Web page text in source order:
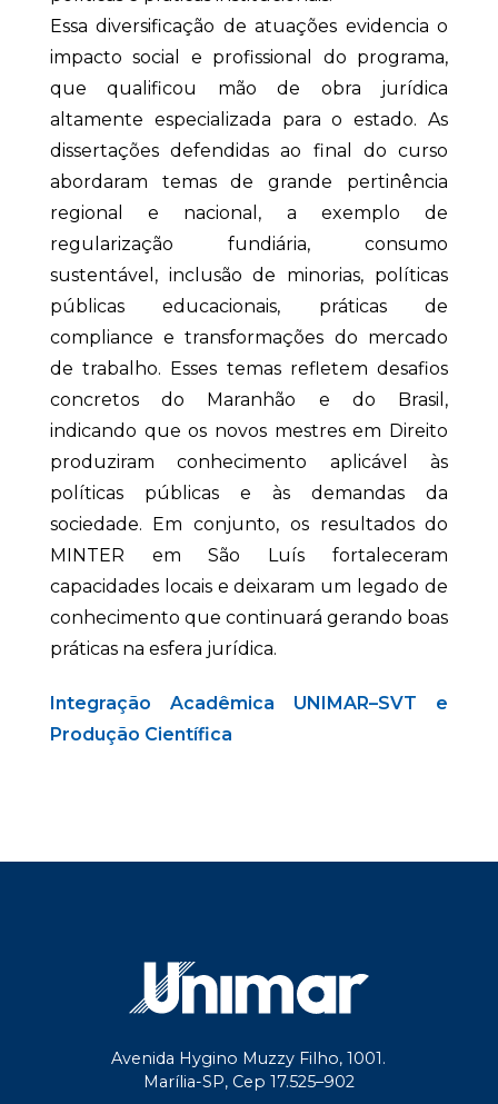
Essa diversificação de atuações evidencia o
impacto social e profissional do programa,
que qualificou mão de obra jurídica
altamente especializada para o estado. As
dissertações defendidas ao final do curso
abordaram temas de grande pertinência
regional e nacional, a exemplo de
regularização fundiária, consumo
sustentável, inclusão de minorias, políticas
públicas educacionais, práticas de
compliance e transformações do mercado
de trabalho. Esses temas refletem desafios
concretos do Maranhão e do Brasil,
indicando que os novos mestres em Direito
produziram conhecimento aplicável às
políticas públicas e às demandas da
sociedade. Em conjunto, os resultados do
MINTER em São Luís fortaleceram
capacidades locais e deixaram um legado de
conhecimento que continuará gerando boas
práticas na esfera jurídica.
Integração Acadêmica UNIMAR–SVT e
Produção Científica
Avenida Hygino Muzzy Filho, 1001.
Marília-SP, Cep 17.525–902